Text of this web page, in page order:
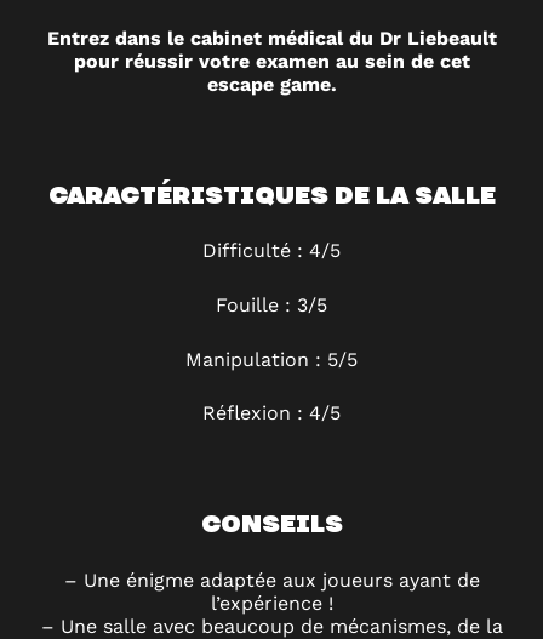
Entrez dans le cabinet médical du Dr Liebeault
pour réussir votre examen au sein de cet
escape game.
CARACTÉRISTIQUES DE LA SALLE
Difficulté : 4/5
Fouille : 3/5
Manipulation : 5/5
Réflexion : 4/5
CONSEILS
– Une énigme adaptée aux joueurs ayant de
l’expérience !
– Une salle avec beaucoup de mécanismes, de la